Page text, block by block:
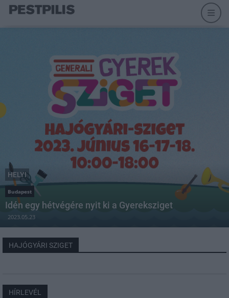
HELYI
Budapest
Idén egy hétvégére nyit ki a Gyereksziget
2023.05.23
HAJÓGYÁRI SZIGET
HÍRLEVÉL